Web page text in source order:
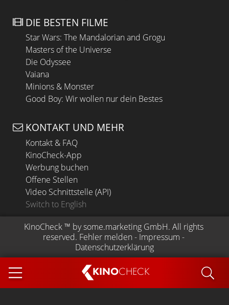
KINOCHECK
DIE BESTEN FILME
Star Wars: The Mandalorian and Grogu
Masters of the Universe
Die Odyssee
Vaiana
Minions & Monster
Good Boy: Wir wollen nur dein Bestes
KONTAKT UND MEHR
Kontakt & FAQ
KinoCheck-App
Werbung buchen
Offene Stellen
Video Schnittstelle (API)
Switch to English
KinoCheck ™ by some.marketing GmbH. All rights
reserved. Fehler melden - Impressum -
Datenschutzerklärung